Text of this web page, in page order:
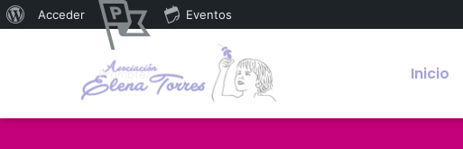
Inicio
Acceder
Promoter
Eventos